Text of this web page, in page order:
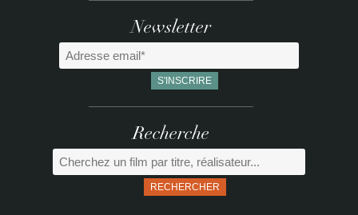
Newsletter
Recherche
RECHERCHER